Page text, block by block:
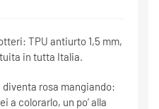
TPU antiurto 1,5 mm,
in tutta Italia.
rosa mangiando:
a colorarlo, un po’ alla